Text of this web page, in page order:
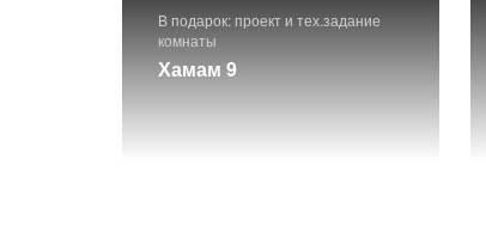
В подарок: проект и тех.задание
комнаты
Хамам 9